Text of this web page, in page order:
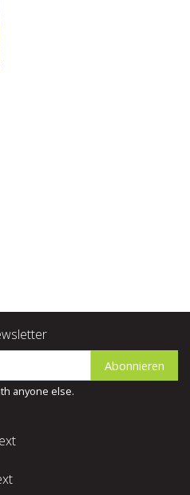
Abonnieren
anyone else.